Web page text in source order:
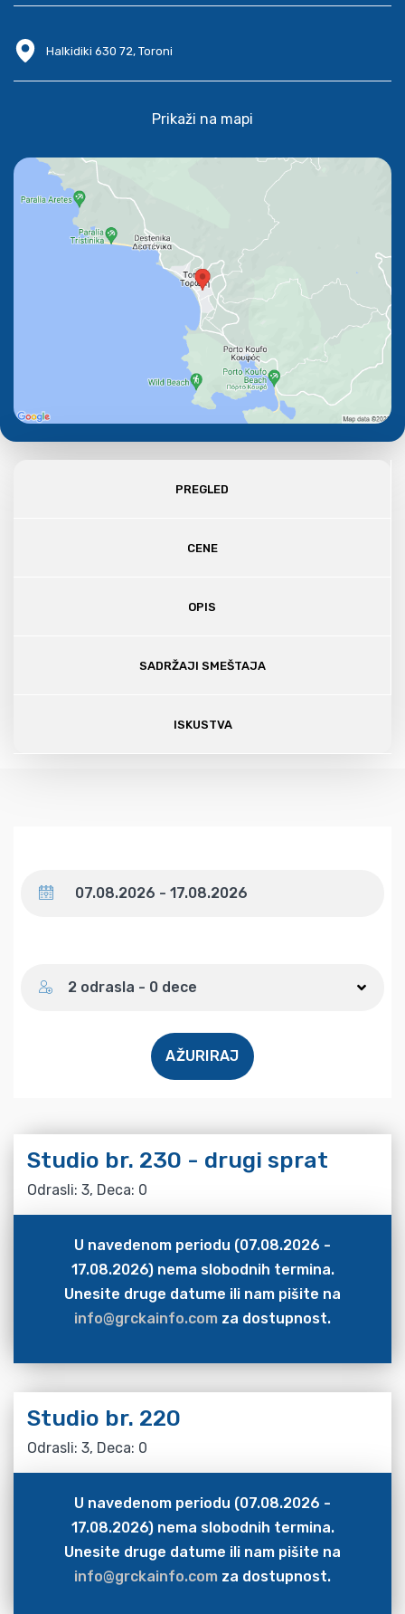
Halkidiki 630 72, Toroni
Prikaži na mapi
PREGLED
CENE
OPIS
SADRŽAJI SMEŠTAJA
ISKUSTVA
2 odrasla - 0 dece
AŽURIRAJ
Studio br. 230 - drugi sprat
Odrasli: 3, Deca: 0
U navedenom periodu (07.08.2026 -
17.08.2026) nema slobodnih termina.
Unesite druge datume ili nam pišite na
info@grckainfo.com za dostupnost.
Studio br. 220
Odrasli: 3, Deca: 0
U navedenom periodu (07.08.2026 -
17.08.2026) nema slobodnih termina.
Unesite druge datume ili nam pišite na
info@grckainfo.com za dostupnost.